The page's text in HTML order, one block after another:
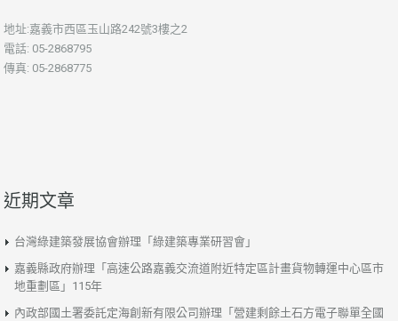
地址:嘉義市西區玉山路242號3樓之2
電話: 05-2868795
傳真: 05-2868775
近期文章
台灣綠建築發展協會辦理「綠建築專業研習會」
嘉義縣政府辦理「高速公路嘉義交流道附近特定區計畫貨物轉運中心區市
地重劃區」115年
內政部國土署委託定海創新有限公司辦理「營建剩餘土石方電子聯單全國